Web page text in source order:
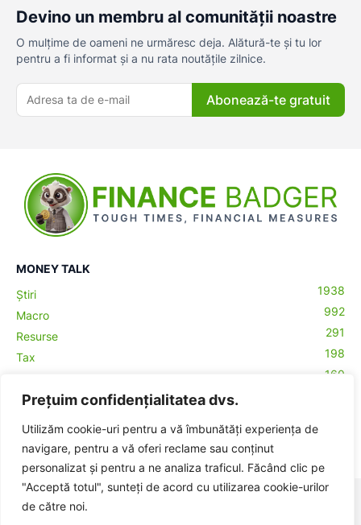
Prețuim confidențialitatea dvs.
Utilizăm cookie-uri pentru a vă îmbunătăți experiența de
navigare, pentru a vă oferi reclame sau conținut
personalizat și pentru a ne analiza traficul. Făcând clic pe
"Acceptă totul", sunteți de acord cu utilizarea cookie-urilor
de către noi.
Devino un membru al comunității noastre
O mulțime de oameni ne urmăresc deja. Alătură-te și tu lor
pentru a fi informat și a nu rata noutățile zilnice.
Abonează-te gratuit
MONEY TALK
Știri
1938
Macro
992
Resurse
291
Tax
198
160
Contabilitate
Crypto
© BadgerHub - Toate drepturile rezervate -
Publicitate